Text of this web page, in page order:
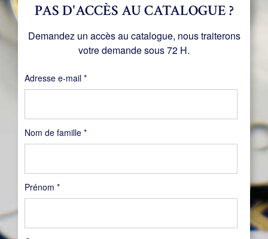
Nom de famille *
Prénom *
PAS D'ACCÈS AU CATALOGUE ?
Demandez un accès au catalogue, nous traiterons
votre demande sous 72 H.
Adresse e-mail *Obligatoire